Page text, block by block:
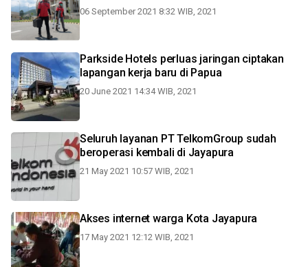
06 September 2021 8:32 WIB, 2021
Parkside Hotels perluas jaringan ciptakan
lapangan kerja baru di Papua
20 June 2021 14:34 WIB, 2021
Seluruh layanan PT TelkomGroup sudah
beroperasi kembali di Jayapura
21 May 2021 10:57 WIB, 2021
Akses internet warga Kota Jayapura
17 May 2021 12:12 WIB, 2021